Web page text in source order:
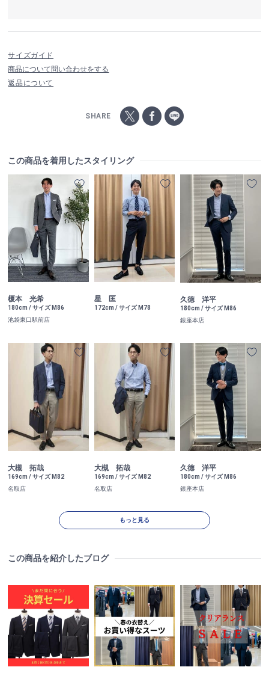
サイズガイド
商品について問い合わせをする
返品について
SHARE
この商品を着用したスタイリング
榎本 光希
180cm / サイズ M86
池袋東口駅前店
星 匡
172cm / サイズ M78
久徳 洋平
180cm / サイズ M86
銀座本店
大槻 拓哉
169cm / サイズ M82
名取店
大槻 拓哉
169cm / サイズ M82
名取店
久徳 洋平
180cm / サイズ M86
銀座本店
もっと見る
この商品を紹介したブログ